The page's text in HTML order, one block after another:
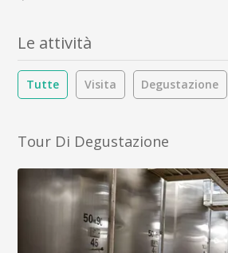
Le attività
Tutte Visita Degustazione
Tour Di Degustazione